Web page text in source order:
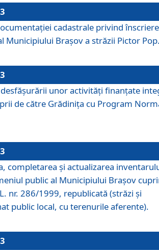
cadastrale privind
Municipiului Braşov a străzii Pictor
unor activităţi finanţate
de către Grădiniţa cu Program
completarea şi actualizarea
public al Municipiului Braşov
nr. 286/1999, republicată (străzi şi
public local, cu terenurile aferente).